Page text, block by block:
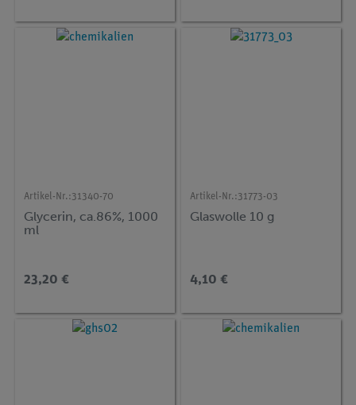
Artikel-Nr.:31340-70
Glycerin, ca.86%, 1000
ml
23,20 €
Artikel-Nr.:31773-03
Glaswolle 10 g
4,10 €